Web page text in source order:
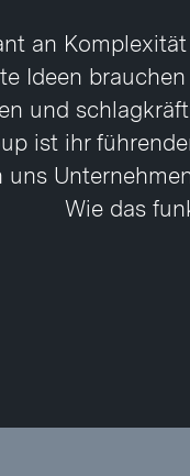
an
Ideen
und
ist ihr
uns
Wie das